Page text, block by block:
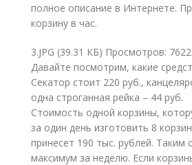
полное описание в Интернете.
корзину в час.
3.JPG (39.31 КБ) Просмотров: 7622
Давайте посмотрим, какие
Секатор стоит 220 руб.,
одна строганная рейка – 44 руб.
Стоимость одной корзины,
за один день изготовить 8
принесет 190 тыс. рублей.
максимум за неделю. Если